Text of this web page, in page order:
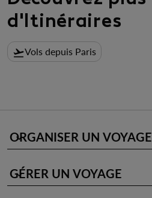
d'Itinéraires
flight_takeoffVols depuis Paris
ORGANISER UN VOYAGE
keyboard_arrow_down
GÉRER UN VOYAGE
keyboard_arrow_down